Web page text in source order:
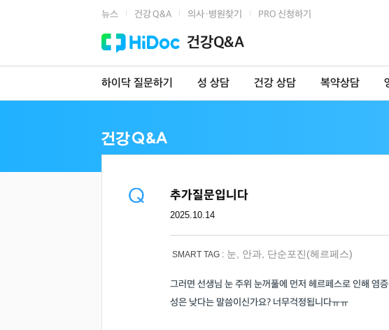
뉴스 건강 Q&A 의사·병원찾기 PRO 신청하기
건강Q&A
하이닥 질문하기 성 상담 건강 상담 복약상담
추가질문입니다
2025.10.14
SMART TAG : 눈 안과 단순포진(헤르페스)
그러면 선생님 눈 주위 눈꺼풀에 먼저 헤르페스로 인해 염
성은 낮다는 말씀이신가요? 너무걱정됩니다ㅠㅠ